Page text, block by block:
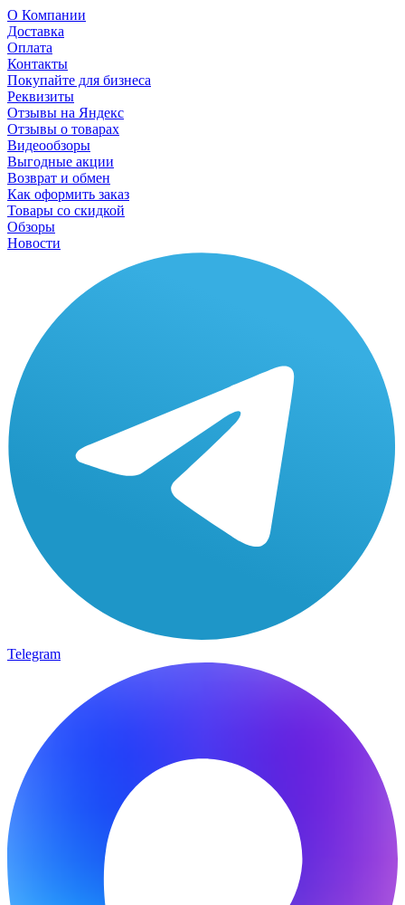
О Компании
Доставка
Оплата
Контакты
Покупайте для бизнеса
Реквизиты
Отзывы на Яндекс
Отзывы о товарах
Видеообзоры
Выгодные акции
Возврат и обмен
Как оформить заказ
Товары со скидкой
Обзоры
Новости
Telegram